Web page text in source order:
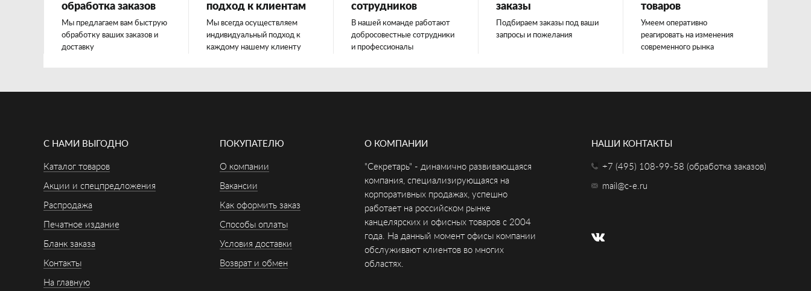
обработка заказов
Мы предлагаем вам быструю
обработку ваших заказов и
доставку
подход к клиентам
Мы всегда осуществляем
индивидуальный подход к
каждому нашему клиенту
сотрудников
В нашей команде работают
добросовестные сотрудники
и профессионалы
заказы
Подбираем заказы под ваши
запросы и пожелания
товаров
Умеем оперативно
реагировать на изменения
современного рынка
С НАМИ ВЫГОДНО
Каталог товаров
Акции и спецпредложения
Распродажа
Печатное издание
Бланк заказа
Контакты
На главную
ПОКУПАТЕЛЮ
О компании
Вакансии
Как оформить заказ
Способы оплаты
Условия доставки
Возврат и обмен
О КОМПАНИИ
"Секретарь" - динамично развивающаяся
компания, специализирующаяся на
корпоративных продажах, успешно
работает на российском рынке
канцелярских и офисных товаров с 2004
года. На данный момент офисы компании
обслуживают клиентов во многих
областях.
НАШИ КОНТАКТЫ
+7 (495) 108-99-58 (обработка заказов)
mail@c-e.ru